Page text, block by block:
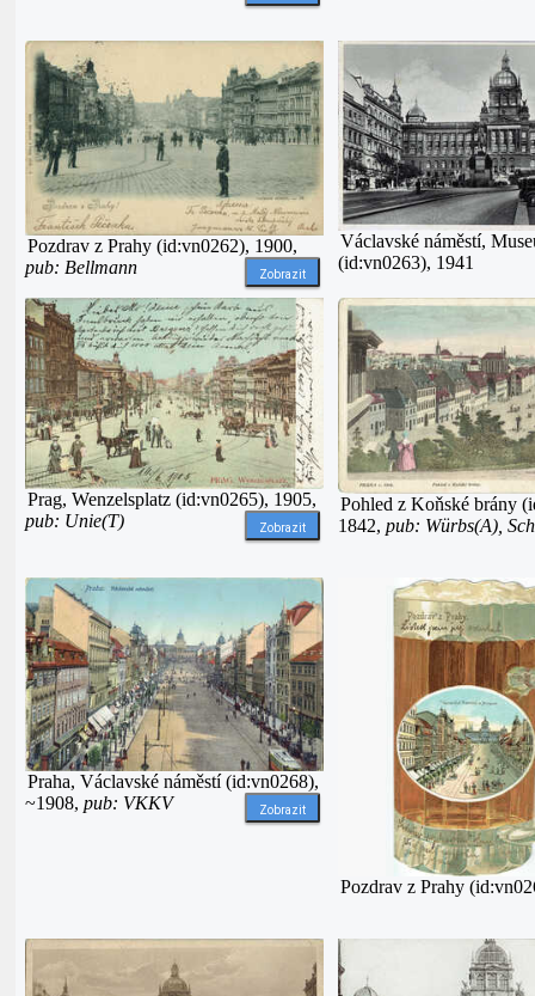
Pozdrav z Prahy (id:vn0262), 1900,
pub: Bellmann
Zobrazit
Václavské náměstí,
(id:vn0263), 1941
Prag, Wenzelsplatz (id:vn0265), 1905,
pub: Unie(T)
Zobrazit
Pohled z Koňské brány
1842, pub: Würbs(A),
Praha, Václavské náměstí (id:vn0268),
~1908, pub: VKKV Zobrazit
Pozdrav z Prahy